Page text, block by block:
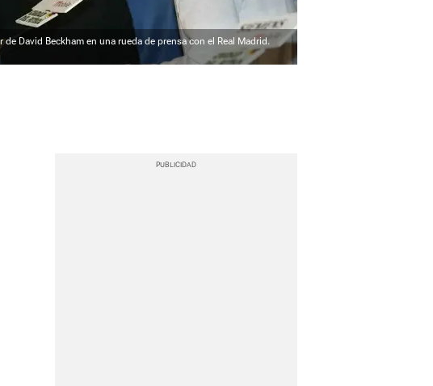
David Beckham en una rueda de prensa con el Real Madrid.